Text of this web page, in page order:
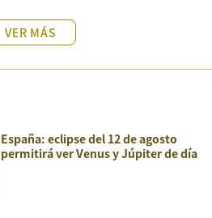
VER MÁS
España: eclipse del 12 de agosto
permitirá ver Venus y Júpiter de día